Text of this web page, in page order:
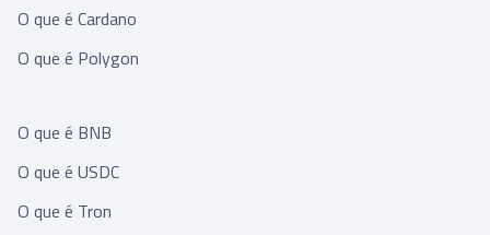
O que é Cardano
O que é Polygon
O que é BNB
O que é USDC
O que é Tron